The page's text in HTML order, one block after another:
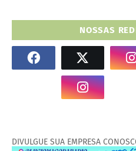
NOSSAS
DIVULGUE SUA EMPRESA